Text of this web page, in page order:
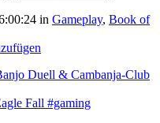
in Gameplay, Book of
Duell & Cambanja-Club
Fall #gaming